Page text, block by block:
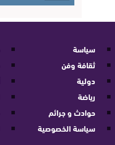
سياسة
ثقافة وفن
دولية
رياضة
حوادث و جرائم
سياسة الخصوصية